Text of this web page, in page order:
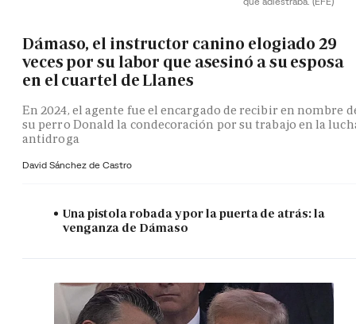
Dámaso, el instructor canino elogiado 29
veces por su labor que asesinó a su esposa
en el cuartel de Llanes
En 2024, el agente fue el encargado de recibir en nombre
su perro Donald la condecoración por su trabajo en la
antidroga
David Sánchez de Castro
Una pistola robada y por la puerta de atrás: la
venganza de Dámaso